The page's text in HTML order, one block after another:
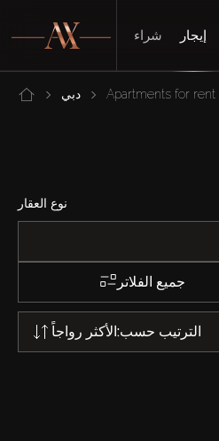
شراء إيجار
دبي Apartments for rent
نوع العقار
جميع الفلاتر
الأكثر رواجاًالترتيب حسب: